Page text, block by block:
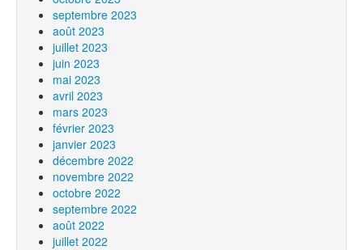
septembre 2023
août 2023
juillet 2023
juin 2023
mai 2023
avril 2023
mars 2023
février 2023
janvier 2023
décembre 2022
novembre 2022
octobre 2022
septembre 2022
août 2022
juillet 2022